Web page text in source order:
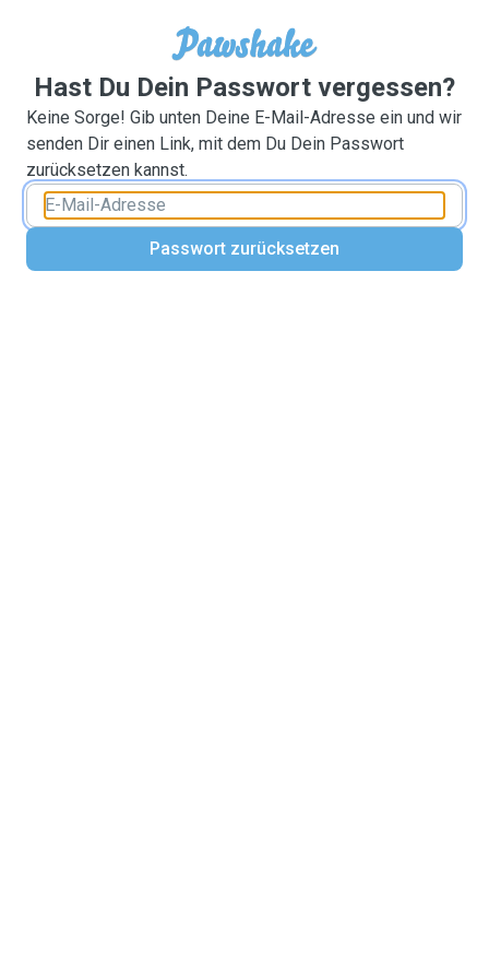
Hast Du Dein Passwort vergessen?
Keine Sorge! Gib unten Deine E-Mail-Adresse ein und wir
senden Dir einen Link, mit dem Du Dein Passwort
zurücksetzen kannst.
Passwort zurücksetzen